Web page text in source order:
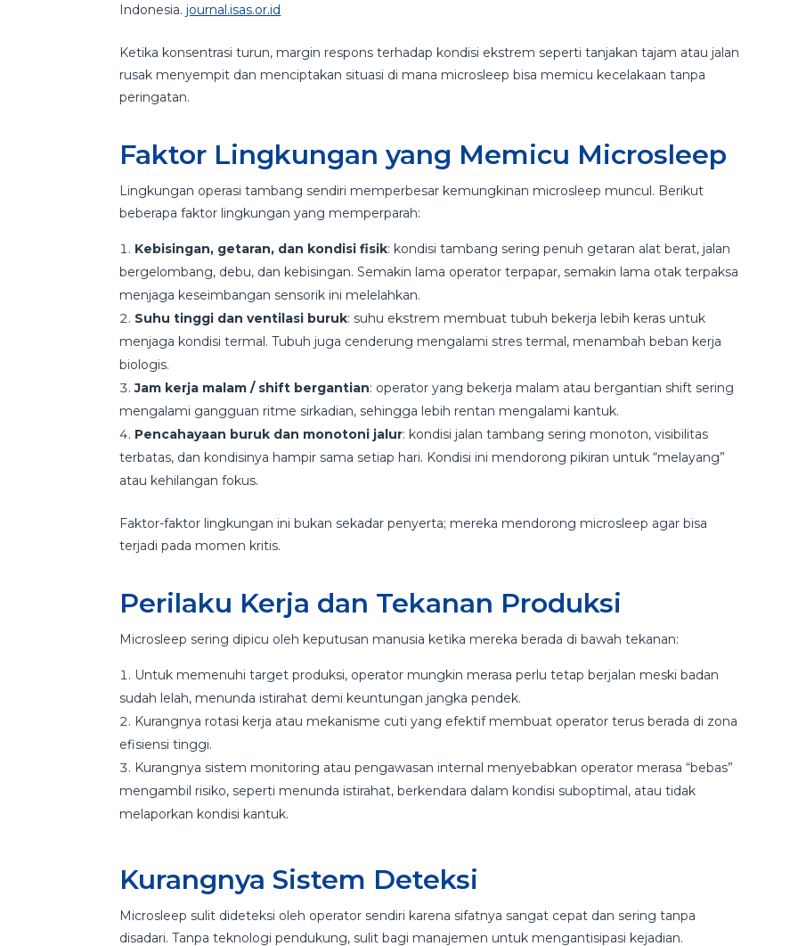
Indonesia. journal.isas.or.id
Ketika konsentrasi turun, margin respons terhadap kondisi ekstrem seperti tanjakan tajam atau jalan
rusak menyempit dan menciptakan situasi di mana microsleep bisa memicu kecelakaan tanpa
peringatan.
Faktor Lingkungan yang Memicu Microsleep
Lingkungan operasi tambang sendiri memperbesar kemungkinan microsleep muncul. Berikut
beberapa faktor lingkungan yang memperparah:
Kebisingan, getaran, dan kondisi fisik: kondisi tambang sering penuh getaran alat berat, jalan
bergelombang, debu, dan kebisingan. Semakin lama operator terpapar, semakin lama otak terpaksa
menjaga keseimbangan sensorik ini melelahkan.
Suhu tinggi dan ventilasi buruk: suhu ekstrem membuat tubuh bekerja lebih keras untuk
menjaga kondisi termal. Tubuh juga cenderung mengalami stres termal, menambah beban kerja
biologis.
Jam kerja malam / shift bergantian: operator yang bekerja malam atau bergantian shift sering
mengalami gangguan ritme sirkadian, sehingga lebih rentan mengalami kantuk.
Pencahayaan buruk dan monotoni jalur: kondisi jalan tambang sering monoton, visibilitas
terbatas, dan kondisinya hampir sama setiap hari. Kondisi ini mendorong pikiran untuk “melayang”
atau kehilangan fokus.
Faktor-faktor lingkungan ini bukan sekadar penyerta; mereka mendorong microsleep agar bisa
terjadi pada momen kritis.
Perilaku Kerja dan Tekanan Produksi
Microsleep sering dipicu oleh keputusan manusia ketika mereka berada di bawah tekanan:
Untuk memenuhi target produksi, operator mungkin merasa perlu tetap berjalan meski badan
sudah lelah, menunda istirahat demi keuntungan jangka pendek.
Kurangnya rotasi kerja atau mekanisme cuti yang efektif membuat operator terus berada di zona
efisiensi tinggi.
Kurangnya sistem monitoring atau pengawasan internal menyebabkan operator merasa “bebas”
mengambil risiko, seperti menunda istirahat, berkendara dalam kondisi suboptimal, atau tidak
melaporkan kondisi kantuk.
Kurangnya Sistem Deteksi
Microsleep sulit dideteksi oleh operator sendiri karena sifatnya sangat cepat dan sering tanpa
disadari. Tanpa teknologi pendukung, sulit bagi manajemen untuk mengantisipasi kejadian.